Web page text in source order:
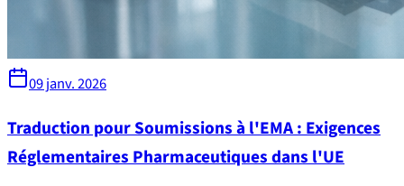
09 janv. 2026
Traduction pour Soumissions à l'EMA : Exigences
Réglementaires Pharmaceutiques dans l'UE